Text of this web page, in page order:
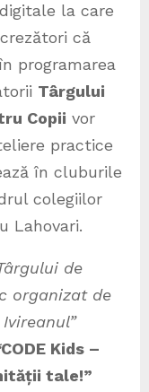
la care
că
programarea
Târgului
Copii vor
practice
în cluburile
colegiilor
Lahovari.
de
organizat de
CODE Kids –
tale!”